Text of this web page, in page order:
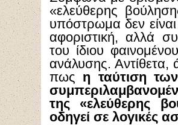
«ελεύθερης
υπόστρωμα δεν
αφοριστική, αλλά
του ίδιου
ανάλυσης. Αντίθετα,
πως η ταύτιση
της «ελεύθερης
οδηγεί σε λογικές